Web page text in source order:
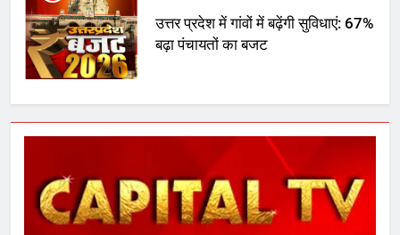
गाजा युद्धविराम को लेकर बड़ी खबरें
7
चुनाव से पहले लालू परिवार पर बड़ा झटका,
दिल्ली कोर्ट ने IRCTC घोटाले में आरोप
तय किए
8